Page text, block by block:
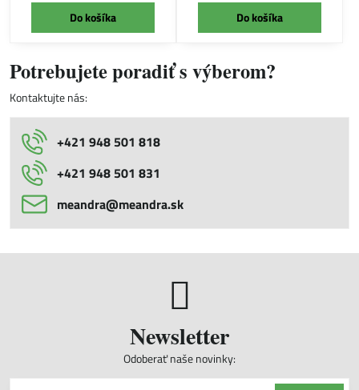
Do košíka Do košíka
Potrebujete poradiť s výberom?
Kontaktujte nás:
+421 948 501 818
+421 948 501 831
meandra​@meandra​.sk
Newsletter
Odoberať naše novinky: